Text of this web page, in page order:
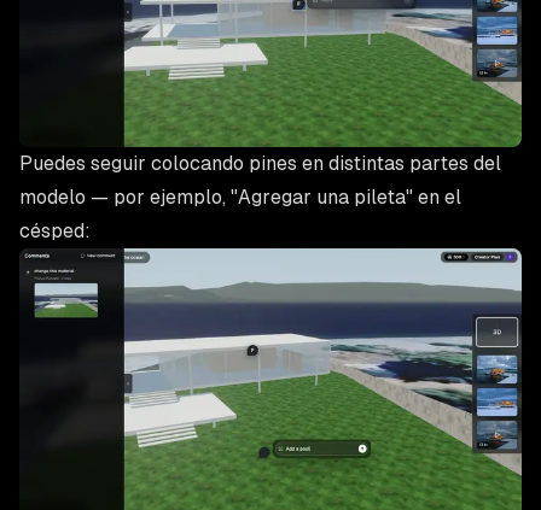
Puedes seguir colocando pines en distintas partes del
modelo — por ejemplo, "Agregar una pileta" en el
césped: